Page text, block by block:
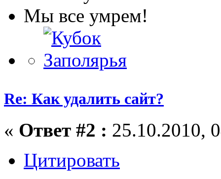
Мы все умрем!
Re: Как удалить сайт?
« Ответ #2 : 25.10.2010,
Цитировать